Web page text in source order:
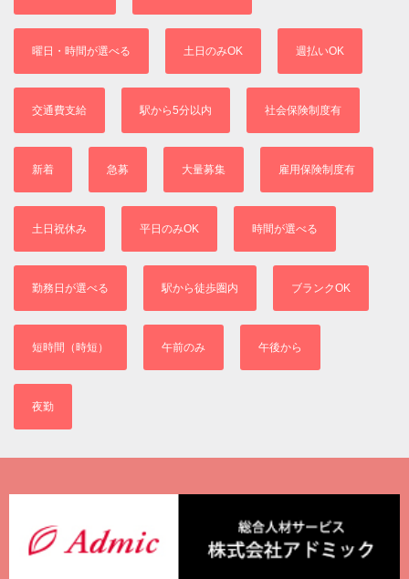
曜日・時間が選べる 土日のみOK 週払いOK
交通費支給 駅から5分以内 社会保険制度有
新着 急募 大量募集 雇用保険制度有
土日祝休み 平日のみOK 時間が選べる
勤務日が選べる 駅から徒歩圏内 ブランクOK
短時間（時短） 午前のみ 午後から
夜勤